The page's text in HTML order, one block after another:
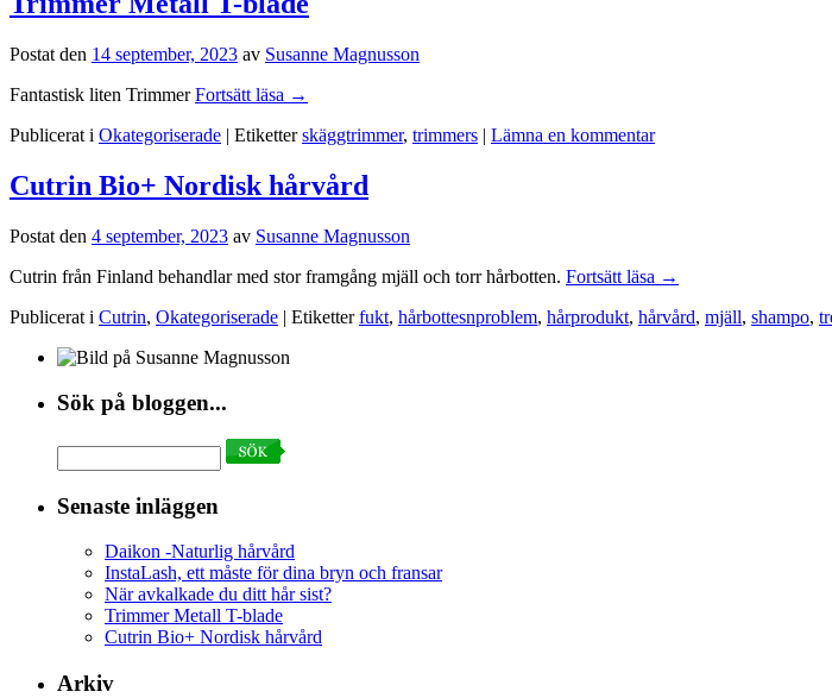
Postat den 14 september, 2023 av Susanne Magnusson
Fantastisk liten TrimmerFortsätt läsa →
Publicerat i Okategoriserade | Etiketter skäggtrimmer, trimmers | Lämna en kommentar
Cutrin Bio+ Nordisk hårvård
Postat den 4 september, 2023 av Susanne Magnusson
Cutrin från Finland behandlar med stor framgång mjäll och torr hårbotten. Fortsätt läsa →
Publicerat i Cutrin, Okategoriserade | Etiketter fukt, hårbottesnproblem, hårprodukt, hårvård, mjäll, shampo,
Sök på bloggen...
Search
for:
Senaste inläggen
Daikon -Naturlig hårvård
InstaLash, ett måste för dina bryn och fransar
När avkalkade du ditt hår sist?
Trimmer Metall T-blade
Cutrin Bio+ Nordisk hårvård
Arkiv